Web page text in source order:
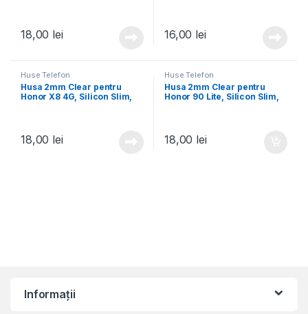
18,00 lei 16,00 lei
Huse Telefon
Husa 2mm Clear pentru
Honor X8 4G, Silicon Slim,
18,00 lei
Huse Telefon
Husa 2mm Clear pentru
Honor 90 Lite, Silicon Slim,
18,00 lei
Informații